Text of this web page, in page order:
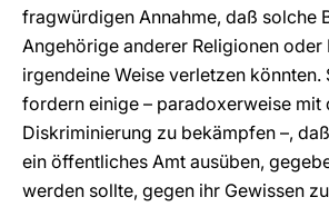
fragwürdigen Annahme, daß solche
Angehörige anderer Religionen
irgendeine Weise verletzen könnten.
fordern einige – paradoxerweise mit
Diskriminierung zu bekämpfen –,
ein öffentliches Amt ausüben,
werden sollte, gegen ihr Gewissen